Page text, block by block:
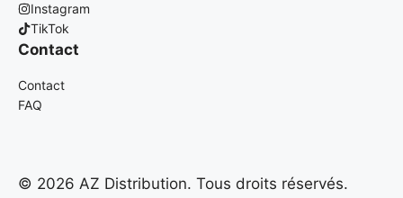
Instagram
TikTok
Contact
Contact
FAQ
© 2026 AZ Distribution. Tous droits réservés.